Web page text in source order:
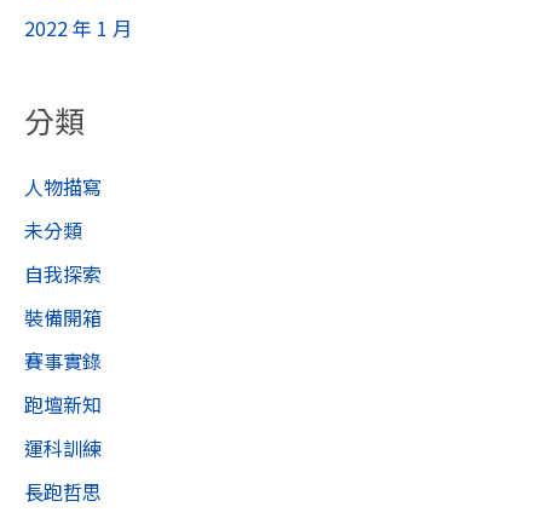
2022 年 1 月
分類
人物描寫
未分類
自我探索
裝備開箱
賽事實錄
跑壇新知
運科訓練
長跑哲思